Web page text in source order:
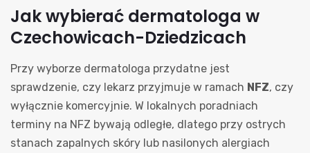
Jak wybierać dermatologa w
Czechowicach-Dziedzicach
Przy wyborze dermatologa przydatne jest
sprawdzenie, czy lekarz przyjmuje w ramach NFZ, czy
wyłącznie komercyjnie. W lokalnych poradniach
terminy na NFZ bywają odległe, dlatego przy ostrych
stanach zapalnych skóry lub nasilonych alergiach